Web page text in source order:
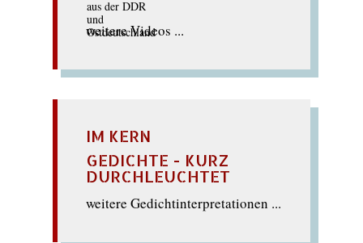
weitere Videos ...
IM KERN
GEDICHTE - KURZ
DURCHLEUCHTET
weitere Gedichtinterpretationen ...